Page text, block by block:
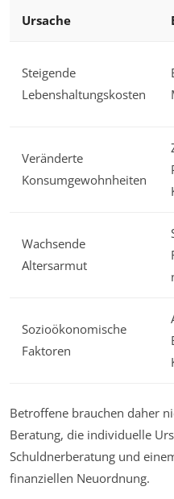
Ursache
Steigende
Lebenshaltungskosten
Veränderte
Konsumgewohnheiten
Wachsende
Altersarmut
Sozioökonomische
Faktoren
Betroffene brauchen daher
Beratung, die individuelle
Schuldnerberatung und
finanziellen Neuordnung.